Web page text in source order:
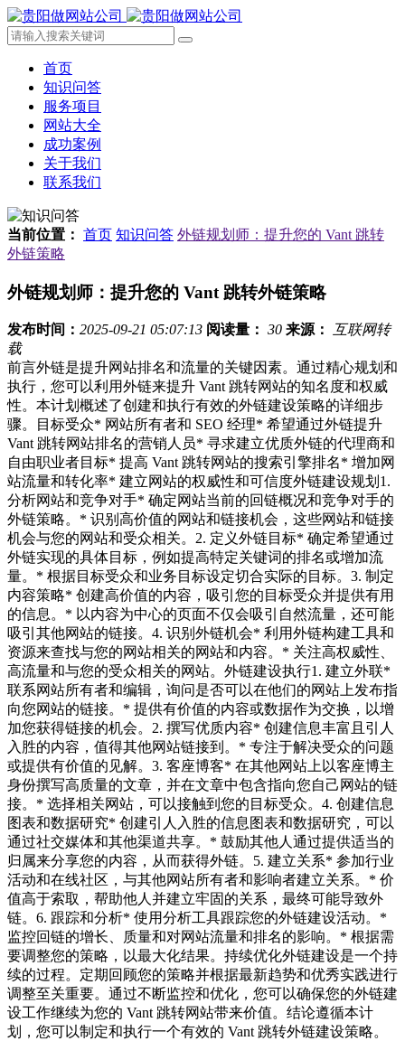
首页
知识问答
服务项目
网站大全
成功案例
关于我们
联系我们
当前位置： 首页 知识问答 外链规划师：提升您的 Vant 跳转
外链策略
外链规划师：提升您的 Vant 跳转外链策略
发布时间： 2025-09-21 05:07:13 阅读量： 30 来源： 互联网转
载
前言外链是提升网站排名和流量的关键因素。通过精心规划和
执行，您可以利用外链来提升 Vant 跳转网站的知名度和权威
性。本计划概述了创建和执行有效的外链建设策略的详细步
骤。目标受众* 网站所有者和 SEO 经理* 希望通过外链提升
Vant 跳转网站排名的营销人员* 寻求建立优质外链的代理商和
自由职业者目标* 提高 Vant 跳转网站的搜索引擎排名* 增加网
站流量和转化率* 建立网站的权威性和可信度外链建设规划1.
分析网站和竞争对手* 确定网站当前的回链概况和竞争对手的
外链策略。* 识别高价值的网站和链接机会，这些网站和链接
机会与您的网站和受众相关。2. 定义外链目标* 确定希望通过
外链实现的具体目标，例如提高特定关键词的排名或增加流
量。* 根据目标受众和业务目标设定切合实际的目标。3. 制定
内容策略* 创建高价值的内容，吸引您的目标受众并提供有用
的信息。* 以内容为中心的页面不仅会吸引自然流量，还可能
吸引其他网站的链接。4. 识别外链机会* 利用外链构建工具和
资源来查找与您的网站相关的网站和内容。* 关注高权威性、
高流量和与您的受众相关的网站。外链建设执行1. 建立外联*
联系网站所有者和编辑，询问是否可以在他们的网站上发布指
向您网站的链接。* 提供有价值的内容或数据作为交换，以增
加您获得链接的机会。2. 撰写优质内容* 创建信息丰富且引人
入胜的内容，值得其他网站链接到。* 专注于解决受众的问题
或提供有价值的见解。3. 客座博客* 在其他网站上以客座博主
身份撰写高质量的文章，并在文章中包含指向您自己网站的链
接。* 选择相关网站，可以接触到您的目标受众。4. 创建信息
图表和数据研究* 创建引人入胜的信息图表和数据研究，可以
通过社交媒体和其他渠道共享。* 鼓励其他人通过提供适当的
归属来分享您的内容，从而获得外链。5. 建立关系* 参加行业
活动和在线社区，与其他网站所有者和影响者建立关系。* 价
值高于索取，帮助他人并建立牢固的关系，最终可能导致外
链。6. 跟踪和分析* 使用分析工具跟踪您的外链建设活动。*
监控回链的增长、质量和对网站流量和排名的影响。* 根据需
要调整您的策略，以最大化结果。持续优化外链建设是一个持
续的过程。定期回顾您的策略并根据最新趋势和优秀实践进行
调整至关重要。通过不断监控和优化，您可以确保您的外链建
设工作继续为您的 Vant 跳转网站带来价值。结论遵循本计
划，您可以制定和执行一个有效的 Vant 跳转外链建设策略。